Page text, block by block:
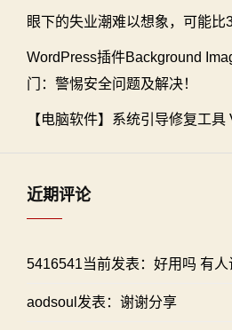
眼下的失业潮难以想象，可能比
WordPress插件Background
门：警惕安全问题及解决！
【电脑软件】系统引导修复工具
近期评论
5416541当前发表：好用吗 有人
aodsoul发表：谢谢分享